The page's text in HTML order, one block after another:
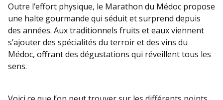
Outre l’effort physique, le Marathon du Médoc propose
une halte gourmande qui séduit et surprend depuis
des années. Aux traditionnels fruits et eaux viennent
s’ajouter des spécialités du terroir et des vins du
Médoc, offrant des dégustations qui réveillent tous les
sens.